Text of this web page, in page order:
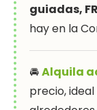
guiadas,
hay en la
🚘Alquila
precio,